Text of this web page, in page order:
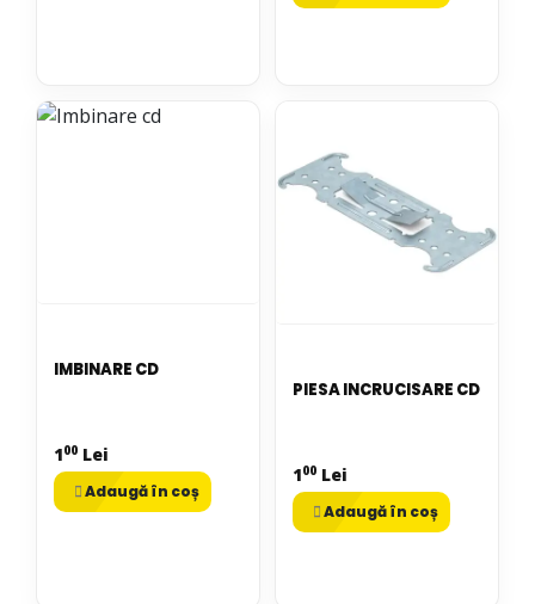
IMBINARE CD
100 Lei
Adaugă în coș
PIESA INCRUCISARE CD
100 Lei
Adaugă în coș